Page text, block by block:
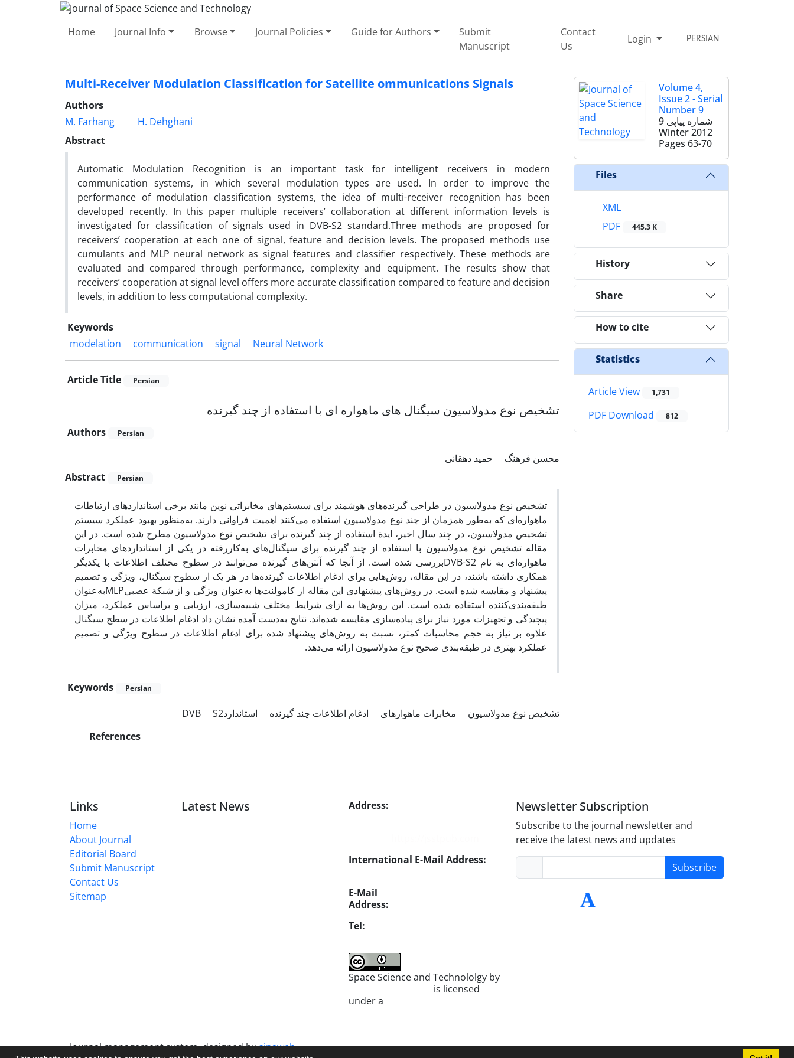
Home Journal Info Browse Journal Policies Guide for Authors
Submit
Manuscript
Contact
Us
Login PERSIAN
Multi-Receiver Modulation Classification for Satellite ommunications Signals
Authors
M. Farhang
H. Dehghani
Abstract
Automatic Modulation Recognition is an important task for intelligent receivers in modern
communication systems, in which several modulation types are used. In order to improve the
performance of modulation classification systems, the idea of multi-receiver recognition has been
developed recently. In this paper multiple receivers’ collaboration at different information levels is
investigated for classification of signals used in DVB-S2 standard.Three methods are proposed for
receivers’ cooperation at each one of signal, feature and decision levels. The proposed methods use
cumulants and MLP neural network as signal features and classifier respectively. These methods are
evaluated and compared through performance, complexity and equipment. The results show that
receivers’ cooperation at signal level offers more accurate classification compared to feature and decision
levels, in addition to less computational complexity.
Keywords
modelation
communication signal Neural Network
Article Title Persian
تشخیص نوع مدولاسیون سیگنال های ماهواره ای با استفاده از چند گیرنده
Authors Persian
محسن فرهنگ
حمید دهقانی
Abstract
Persian
تشخیص نوع مدولاسیون در طراحی گیرنده‌های هوشمند برای سیستم‌های مخابراتی نوین مانند برخی استانداردهای ارتباطات
ماهواره‌ای که به‌طور همزمان از چند نوع مدولاسیون استفاده می‌کنند اهمیت فراوانی دارند. به‌منظور بهبود عملکرد سیستم
تشخیص مدولاسیون، در چند سال اخیر، ایدة استفاده از چند گیرنده برای تشخیص نوع مدولاسیون مطرح شده است. در این
مقاله تشخیص نوع مدولاسیون با استفاده از چند گیرنده برای سیگنال‌های به‌کاررفته در یکی از استانداردهای مخابرات
ماهواره‌ای به نام DVB-S2بررسی شده است. از آنجا که آنتن‌های گیرنده می‌توانند در سطوح مختلف اطلاعات با یکدیگر
همکاری داشته باشند، در این مقاله، روش‌هایی برای ادغام اطلاعات گیرنده‌ها در هر یک از سطوح سیگنال، ویژگی و تصمیم
پیشنهاد و مقایسه شده است. در روش‌های پیشنهادی این مقاله از کامولنت‌ها به‌عنوان ویژگی و از شبکة عصبیMLPبه‌عنوان
طبقه‌بندی‌کننده استفاده شده است. این روش‌ها به ازای شرایط مختلف شبیه‌سازی، ارزیابی و براساس عملکرد، میزان
پیچیدگی و تجهیزات مورد نیاز برای پیاده‌سازی مقایسه شده‌اند. نتایج به‌دست آمده نشان داد ادغام اطلاعات در سطح سیگنال
علاوه بر نیاز به حجم محاسبات کمتر، نسبت به روش‌های پیشنهاد شده برای ادغام اطلاعات در سطوح ویژگی و تصمیم
عملکرد بهتری در طبقه‌بندی صحیح نوع مدولاسیون ارائه می‌دهد.
Keywords Persian
تشخیص نوع مدولاسیون مخابرات ماهواره­ای ادغام اطلاعات چند گیرنده استانداردDVBS2
References
Volume 4,
Issue 2 - Serial
Number 9
شماره پیاپی 9
Winter 2012
Pages 63-70
Files
XML
PDF
445.3 K
History
Share
How to cite
Statistics
Article View 1,731
PDF Download 812
Links
Home
About Journal
Editorial Board
Submit Manuscript
Contact Us
Sitemap
Latest News Address:
International E-Mail Address:
E-Mail
Address:
Tel:
Space Science and Technololgy by
is licensed
under a
Newsletter Subscription
Subscribe to the journal newsletter and
receive the latest news and updates
Subscribe
Journal management system.designed bysinaweb